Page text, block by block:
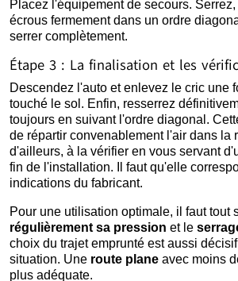
Placez l'équipement de secours.
écrous fermement dans un ordre
serrer complètement.
Étape 3 : La finalisation et les
Descendez l'auto et enlevez le cric une
touché le sol. Enfin, resserrez
toujours en suivant l'ordre diagonal.
de répartir convenablement l'air dans la
d'ailleurs, à la vérifier en vous servant
fin de l'installation. Il faut qu'elle
indications du fabricant.
Pour une utilisation optimale, il faut tout
régulièrement sa pression et le
choix du trajet emprunté est aussi
situation. Une route plane avec moins
plus adéquate.